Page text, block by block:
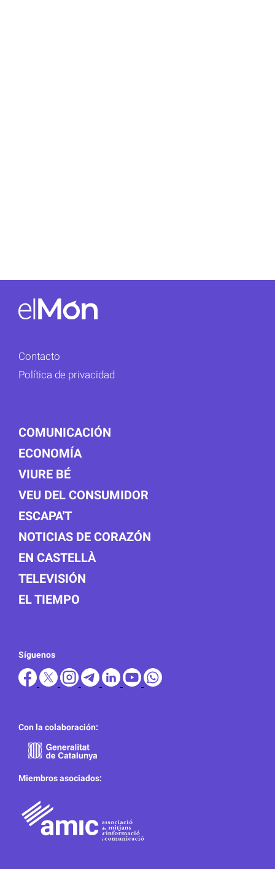
Contacto
Política de privacidad
COMUNICACIÓN
ECONOMÍA
VIURE BÉ
VEU DEL CONSUMIDOR
ESCAPA'T
NOTICIAS DE CORAZÓN
EN CASTELLÀ
TELEVISIÓN
EL TIEMPO
Síguenos
Con la colaboración:
Miembros asociados: